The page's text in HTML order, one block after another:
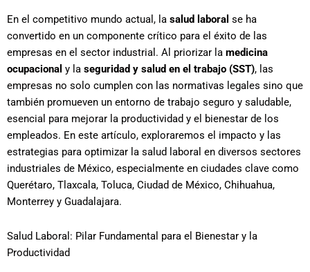
En el competitivo mundo actual, la salud laboral se ha
convertido en un componente crítico para el éxito de las
empresas en el sector industrial. Al priorizar la medicina
ocupacional y la seguridad y salud en el trabajo (SST), las
empresas no solo cumplen con las normativas legales sino que
también promueven un entorno de trabajo seguro y saludable,
esencial para mejorar la productividad y el bienestar de los
empleados. En este artículo, exploraremos el impacto y las
estrategias para optimizar la salud laboral en diversos sectores
industriales de México, especialmente en ciudades clave como
Querétaro, Tlaxcala, Toluca, Ciudad de México, Chihuahua,
Monterrey y Guadalajara.
Salud Laboral: Pilar Fundamental para el Bienestar y la
Productividad